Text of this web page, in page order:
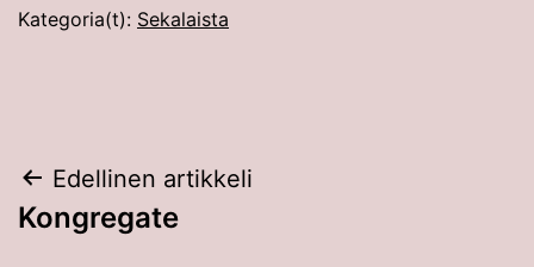
Kategoria(t): Sekalaista
Artikkelien
selaus
Edellinen artikkeli
Kongregate